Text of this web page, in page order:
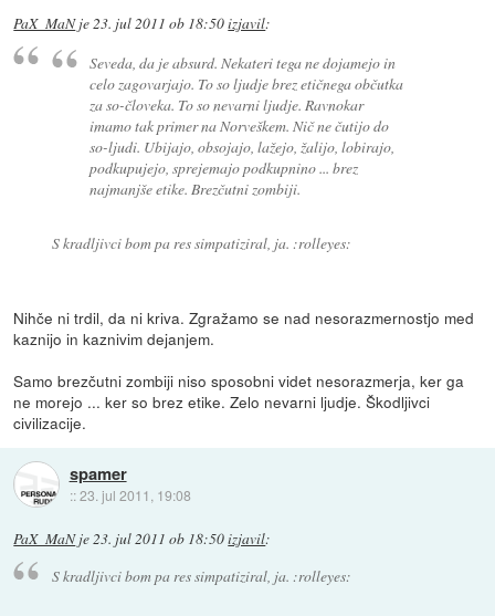
PaX_MaNje23. jul 2011 ob 18:50izjavil:
Seveda, da je absurd. Nekateri tega ne dojamejo in
celo zagovarjajo. To so ljudje brez etičnega občutka
za so-človeka. To so nevarni ljudje. Ravnokar
imamo tak primer na Norveškem. Nič ne čutijo do
so-ljudi. Ubijajo, obsojajo, lažejo, žalijo, lobirajo,
podkupujejo, sprejemajo podkupnino ... brez
najmanjše etike. Brezčutni zombiji.
S kradljivci bom pa res simpatiziral, ja. :rolleyes:
Nihče ni trdil, da ni kriva. Zgražamo se nad nesorazmernostjo med
kaznijo in kaznivim dejanjem.
Samo brezčutni zombiji niso sposobni videt nesorazmerja, ker ga
ne morejo ... ker so brez etike. Zelo nevarni ljudje. Škodljivci
civilizacije.
spamer
::23. jul 2011, 19:08
PaX_MaNje23. jul 2011 ob 18:50izjavil:
S kradljivci bom pa res simpatiziral, ja. :rolleyes: